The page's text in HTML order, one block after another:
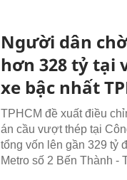
Người dân
hơn 328 tỷ tại
xe bậc nhất
TPHCM đề xuất điều
án cầu vượt thép tại
tổng vốn lên gần 329 tỷ
Metro số 2 Bến Thành -